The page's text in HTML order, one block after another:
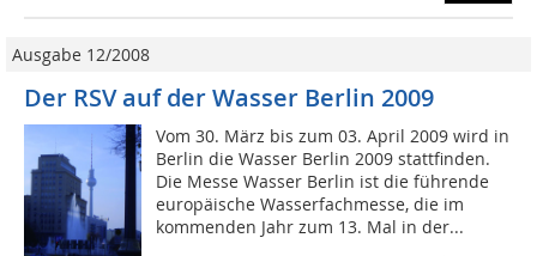
Ausgabe 12/2008
Der RSV auf der Wasser Berlin 2009
Vom 30. März bis zum 03. April 2009 wird in
Berlin die Wasser Berlin 2009 stattfinden.
Die Messe Wasser Berlin ist die führende
europäische Wasserfachmesse, die im
kommenden Jahr zum 13. Mal in der...